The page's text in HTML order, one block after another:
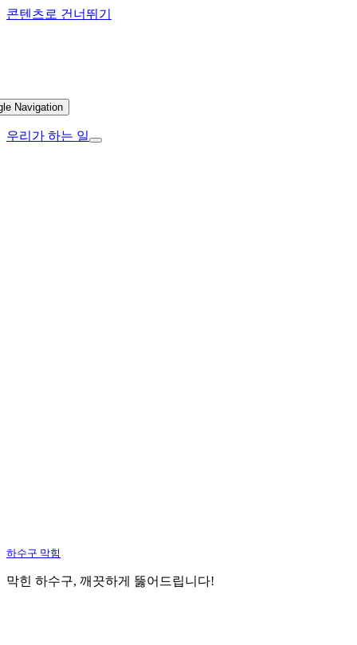
콘텐츠로 건너뛰기
Navigation
우리가 하는 일
하수구 막힘
막힌 하수구, 깨끗하게 뚫어드립니다!